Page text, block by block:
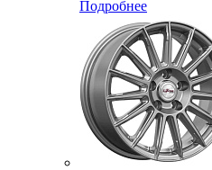
Подробнее